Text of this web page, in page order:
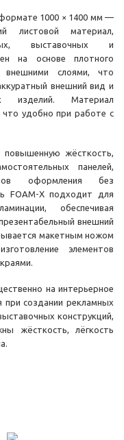
1000 × 1400 мм —
материал,
выставочных и
на основе плотного
внешними слоями, что
внешний вид и
изделий. Материал
что удобно при работе с
жёсткость,
панелей,
оформления без
FOAM-X подходит для
обеспечивая
внешний
макетным ножом
элементов
на интерьерное
при создании рекламных
конструкций,
жёсткость, лёгкость